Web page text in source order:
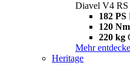
Diavel V4 RS
182 PS
120 Nm
220 kg
Mehr
Heritage